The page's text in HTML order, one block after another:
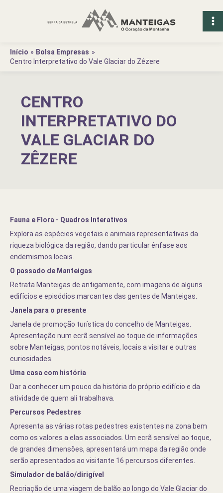
Início
Bolsa Empresas
Centro Interpretativo do Vale Glaciar do Zêzere
CENTRO
INTERPRETATIVO DO
VALE GLACIAR DO
ZÊZERE
Fauna e Flora - Quadros Interativos
Explora as espécies vegetais e animais representativas da
riqueza biológica da região, dando particular ênfase aos
endemismos locais.
O passado de Manteigas
Retrata Manteigas de antigamente, com imagens de alguns
edifícios e episódios marcantes das gentes de Manteigas.
Janela para o presente
Janela de promoção turística do concelho de Manteigas.
Apresentação num ecrã sensível ao toque de informações
sobre Manteigas, pontos notáveis, locais a visitar e outras
curiosidades.
Uma casa com história
Dar a conhecer um pouco da história do próprio edifício e da
atividade de quem ali trabalhava.
Percursos Pedestres
Apresenta as várias rotas pedestres existentes na zona bem
como os valores a elas associados. Um ecrã sensível ao toque,
de grandes dimensões, apresentará um mapa da região onde
serão apresentados ao visitante 16 percursos diferentes.
Simulador de balão/dirigível
Recriação de uma viagem de balão ao longo do Vale Glaciar do